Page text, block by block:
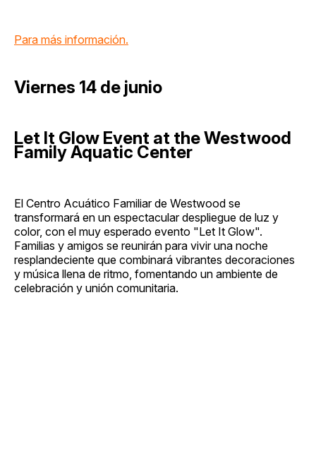
Para más información.
Viernes 14 de junio
Let It Glow Event at the Westwood
Family Aquatic Center
El Centro Acuático Familiar de Westwood se
transformará en un espectacular despliegue de luz y
color, con el muy esperado evento "Let It Glow".
Familias y amigos se reunirán para vivir una noche
resplandeciente que combinará vibrantes decoraciones
y música llena de ritmo, fomentando un ambiente de
celebración y unión comunitaria.